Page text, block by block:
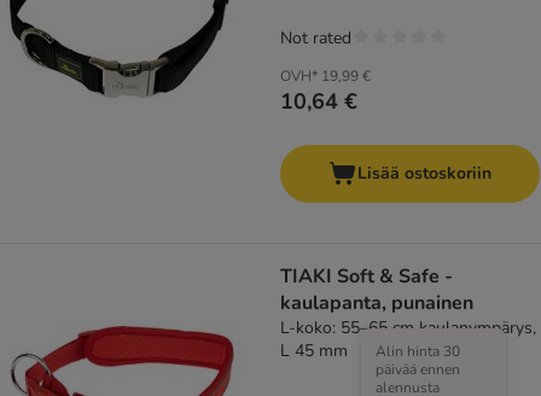
OVH* 19,99 €
10,64 €
Not rated
Lisää ostoskoriin
TIAKI Soft & Safe -
kaulapanta, punainen
L-koko: 55–65 cm kaulanympärys,
L 45 mm
Alin hinta 30
päivää ennen
alennusta